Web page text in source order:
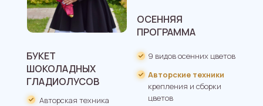
БУКЕТ
ШОКОЛАДНЫХ
ГЛАДИОЛУСОВ
Авторская техника
ОСЕННЯЯ
ПРОГРАММА
9 видов осенних цветов
Авторские техники
крепления и сборки
цветов